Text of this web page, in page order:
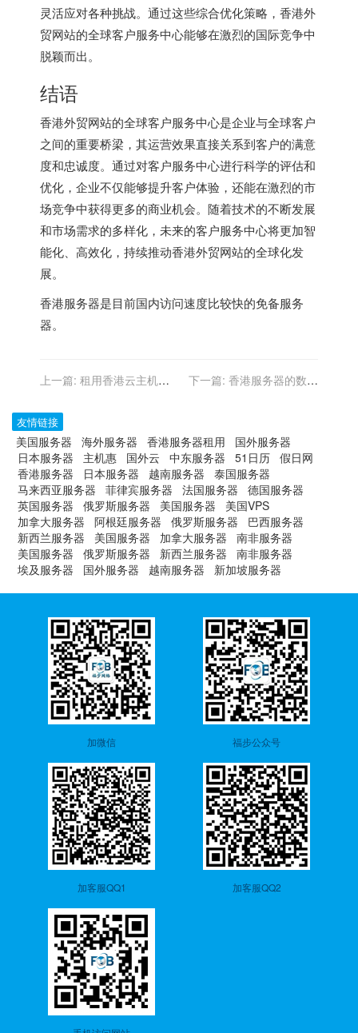
灵活应对各种挑战。通过这些综合优化策略，香港外
贸网站的全球客户服务中心能够在激烈的国际竞争中
脱颖而出。
结语
香港外贸网站的全球客户服务中心是企业与全球客户
之间的重要桥梁，其运营效果直接关系到客户的满意
度和忠诚度。通过对客户服务中心进行科学的评估和
优化，企业不仅能够提升客户体验，还能在激烈的市
场竞争中获得更多的商业机会。随着技术的不断发展
和市场需求的多样化，未来的客户服务中心将更加智
能化、高效化，持续推动香港外贸网站的全球化发
展。
香港服务器是目前国内访问速度比较快的免备服务
器。
上一篇: 租用香港云主机的
下一篇: 香港服务器的数据
友情链接
美国服务器 海外服务器 香港服务器租用
国外服务器
日本服务器
主机惠 国外云 中东服务器 51日历 假日网
香港服务器
日本服务器 越南服务器
泰国服务器
马来西亚服务器
菲律宾服务器 法国服务器
德国服务器
英国服务器
俄罗斯服务器 美国服务器
美国VPS
加拿大服务器
阿根廷服务器 俄罗斯服务器
巴西服务器
新西兰服务器
美国服务器 加拿大服务器
南非服务器
美国服务器
俄罗斯服务器 新西兰服务器
南非服务器
埃及服务器
国外服务器 越南服务器 新加坡服务器
加微信 福步公众号
加客服QQ1 加客服QQ2